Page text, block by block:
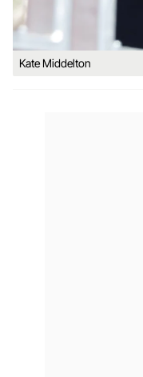
Kate Middelton